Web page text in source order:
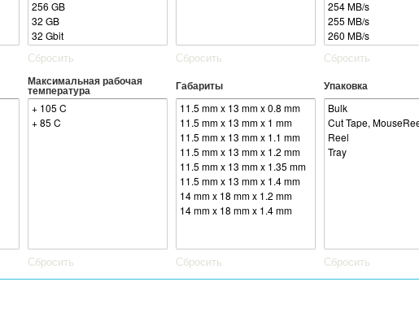
Сбросить Сбросить Сбросить
Максимальная рабочая
температура
Сбросить
Габариты
Сбросить
Упаковка
Сбросить